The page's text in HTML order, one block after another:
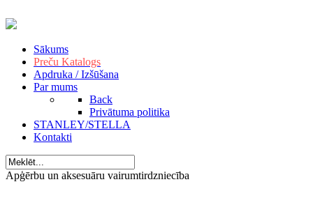
Sākums
Preču Katalogs
Apdruka / Izšūšana
Par mums
Back
Privātuma politika
STANLEY/STELLA
Kontakti
Apģērbu un aksesuāru vairumtirdzniecība